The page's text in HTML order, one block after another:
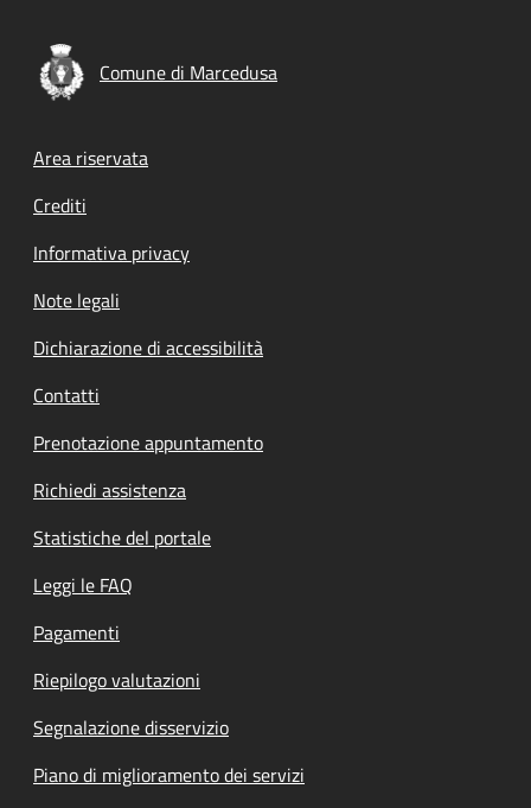
Comune di Marcedusa
Footer menu
Area riservata
Crediti
Informativa privacy
Note legali
Dichiarazione di accessibilità
Contatti
Prenotazione appuntamento
Richiedi assistenza
Statistiche del portale
Leggi le FAQ
Pagamenti
Riepilogo valutazioni
Segnalazione disservizio
Piano di miglioramento dei servizi